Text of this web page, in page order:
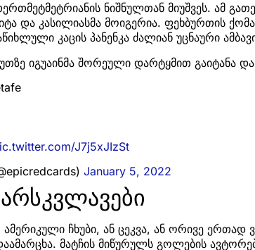
ნიშნულთან მიუშვეს. ამ
და კასილიასმა მოიგერია. ფეხბურთის
კაცის პანენკა ძალიან უცნაური
იგუაინმა შორეული დარტყმით გაიტანა
J7j5xJIzSt
January 5, 2022
ჩხუბი, ან ცეკვა, ან ორივე ერთად
მატჩის მიწურულს გოლების